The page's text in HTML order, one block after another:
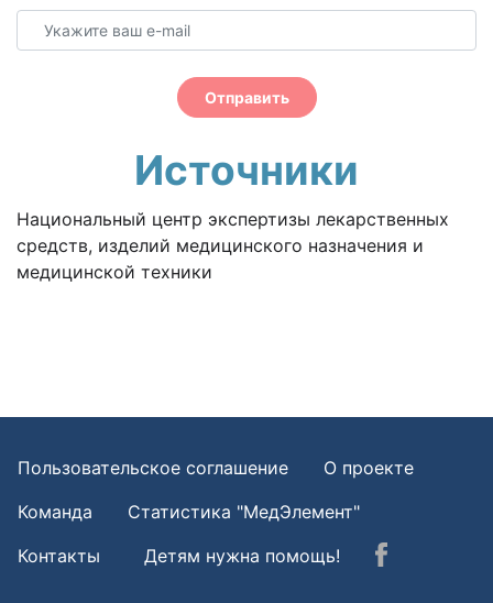
Отправить
Источники
Национальный центр экспертизы лекарственных
средств, изделий медицинского назначения и
медицинской техники
Пользовательское соглашение
О проекте
Команда
Статистика "МедЭлемент"
Контакты
Детям нужна помощь!